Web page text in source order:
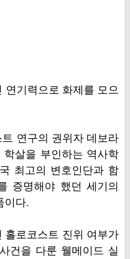
연기력으로 화제를 모으
연구의 권위자 데보라
살을 부인하는 역사학
최고의 변호인단과 함
증명해야 했던 세기의
이다.
홀로코스트 진위 여부가
건을 다룬 웰메이드 실